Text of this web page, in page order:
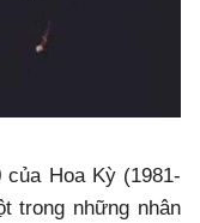
của Hoa Kỳ (1981-
trong những nhân